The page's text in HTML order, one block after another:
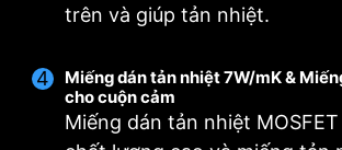
trên và giúp tản nhiệt.
Miếng dán tản nhiệt 7W/mK &
cho cuộn cảm
Miếng dán tản nhiệt
Tối đa 5 hồ sơ cho nhiều lựa
Smart Fan
độ bằng 4 dấu chấm được
Manual Fan
Cho phép người dùng tự điều
Theo dõi Chế độ MSI
trong Kịch bản người
BIOS Mode
Điều chỉnh cài đặt quạt